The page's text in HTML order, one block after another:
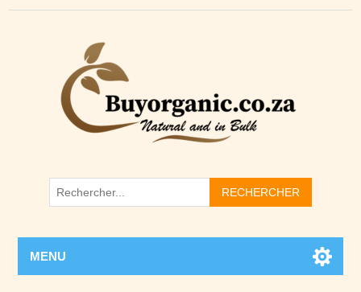
RECHERCHER
MENU